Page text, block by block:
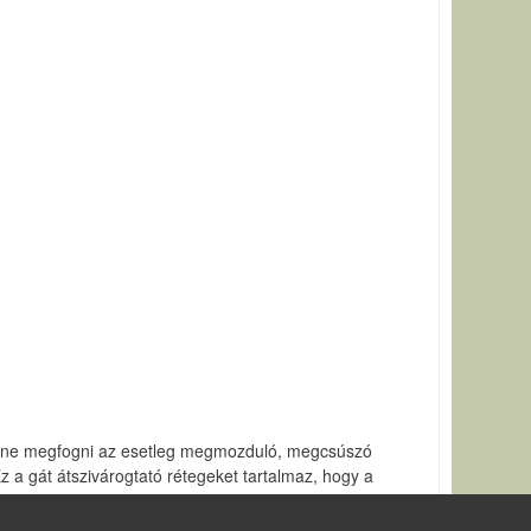
megfogni az esetleg megmozduló, megcsúszó
a gát átszivárogtató rétegeket tartalmaz, hogy a
áteresztő gátak kiszűrik.